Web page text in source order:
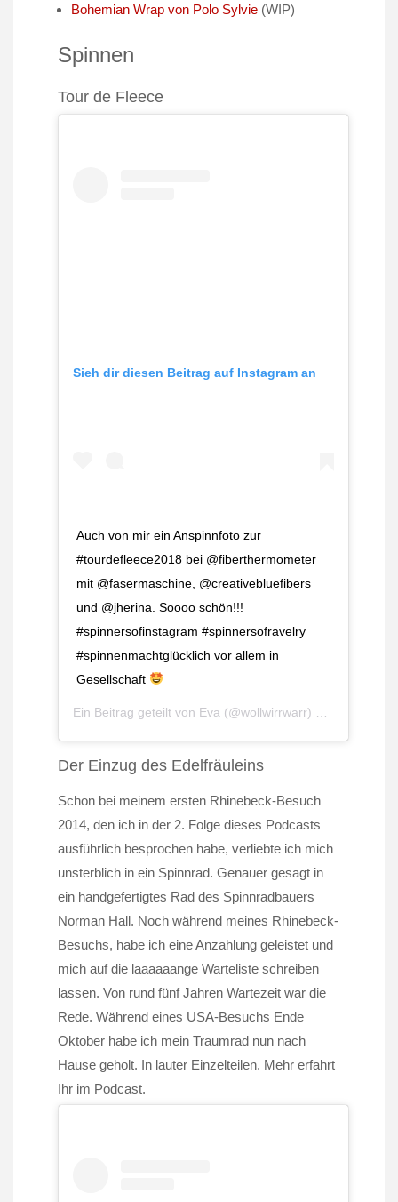
Bohemian Wrap von Polo Sylvie (WIP)
Spinnen
Tour de Fleece
Sieh dir diesen Beitrag auf Instagram an
Auch von mir ein Anspinnfoto zur
#tourdefleece2018 bei @fiberthermometer
mit @fasermaschine, @creativebluefibers
und @jherina. Soooo schön!!!
#spinnersofinstagram #spinnersofravelry
#spinnenmachtglücklich vor allem in
Gesellschaft
Ein Beitrag geteilt von Eva (@wollwirrwarr) am
Der Einzug des Edelfräuleins
Schon bei meinem ersten Rhinebeck-Besuch
2014, den ich in der 2. Folge dieses Podcasts
ausführlich besprochen habe, verliebte ich mich
unsterblich in ein Spinnrad. Genauer gesagt in
ein handgefertigtes Rad des Spinnradbauers
Norman Hall. Noch während meines Rhinebeck-
Besuchs, habe ich eine Anzahlung geleistet und
mich auf die laaaaaange Warteliste schreiben
lassen. Von rund fünf Jahren Wartezeit war die
Rede. Während eines USA-Besuchs Ende
Oktober habe ich mein Traumrad nun nach
Hause geholt. In lauter Einzelteilen. Mehr erfahrt
Ihr im Podcast.